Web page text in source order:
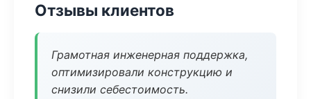
Отзывы клиентов
Грамотная инженерная поддержка,
оптимизировали конструкцию и
снизили себестоимость.